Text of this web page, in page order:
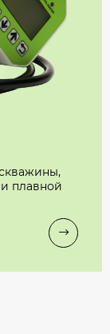
плавной